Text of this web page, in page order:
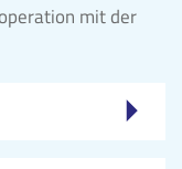
mit der